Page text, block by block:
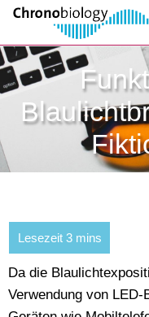
Da die
Verwendung von